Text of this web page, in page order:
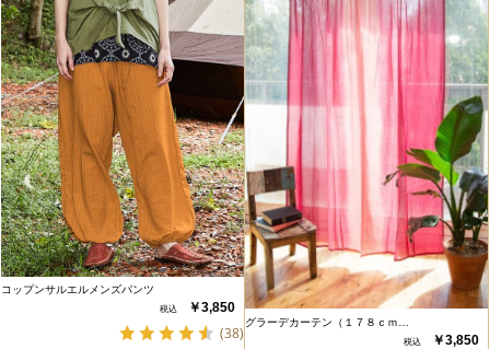
コップンサルエルメンズパンツ
￥3,850
(38)
グラーデカーテン（１７８ｃｍ…
￥3,850